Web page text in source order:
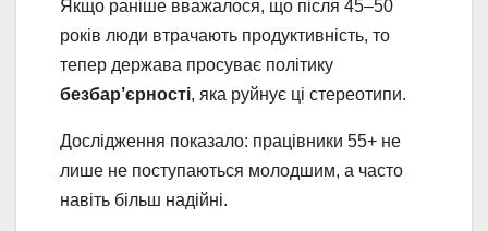
Якщо раніше вважалося, що після 45–50
років люди втрачають продуктивність, то
тепер держава просуває політику
безбар’єрності, яка руйнує ці стереотипи.
Дослідження показало: працівники 55+ не
лише не поступаються молодшим, а часто
навіть більш надійні.